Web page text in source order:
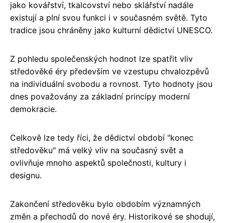
jako kovářství, tkalcovství nebo sklářství nadále
existují a plní svou funkci i v současném světě. Tyto
tradice jsou chráněny jako kulturní dědictví UNESCO.
Z pohledu společenských hodnot lze spatřit vliv
středověké éry především ve vzestupu chvalozpěvů
na individuální svobodu a rovnost. Tyto hodnoty jsou
dnes považovány za základní principy moderní
demokracie.
Celkově lze tedy říci, že dědictví období "konec
středověku" má velký vliv na současný svět a
ovlivňuje mnoho aspektů společnosti, kultury i
designu.
Zakončení středověku bylo obdobím významných
změn a přechodů do nové éry. Historikové se shodují,